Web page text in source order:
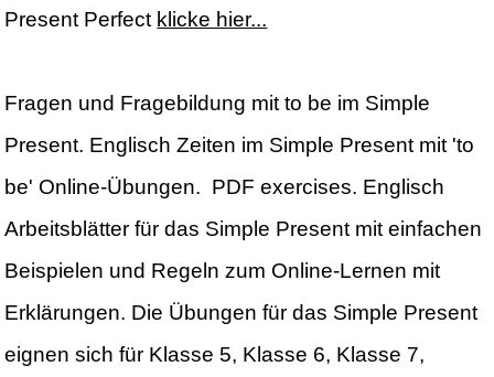
Present Perfect klicke hier...
Fragen und Fragebildung mit to be im Simple
Present. Englisch Zeiten im Simple Present mit 'to
be' Online-Übungen. PDF exercises. Englisch
Arbeitsblätter für das Simple Present mit einfachen
Beispielen und Regeln zum Online-Lernen mit
Erklärungen. Die Übungen für das Simple Present
eignen sich für Klasse 5, Klasse 6, Klasse 7,